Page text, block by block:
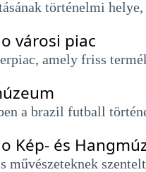
történelmi
városi piac
amely friss
a brazil futball
Kép- és
művészeteknek